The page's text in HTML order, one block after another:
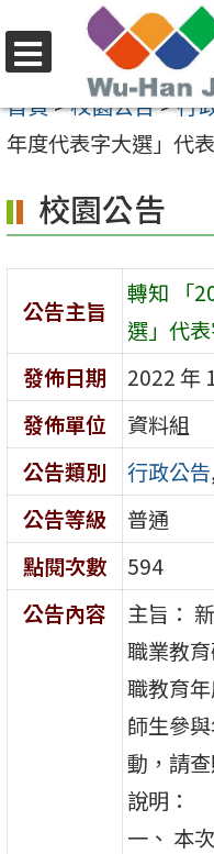
至
要
容
區
選
單
首頁>校園公告>行
年度代表字大選」代
校園公告
公告主旨
轉知 「
選」代
發佈日期
2022 年
發佈單位
資料組
公告類別
行政公告
公告等級
普通
點閱次數
594
公告內容
主旨：
職業教
職教育
師生參
動，請查
說明：
一、 本